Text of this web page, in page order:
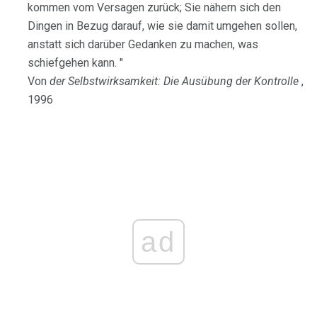
kommen vom Versagen zurück; Sie nähern sich den
Dingen in Bezug darauf, wie sie damit umgehen sollen,
anstatt sich darüber Gedanken zu machen, was
schiefgehen kann. "
Von der Selbstwirksamkeit: Die Ausübung der Kontrolle ,
1996
ad